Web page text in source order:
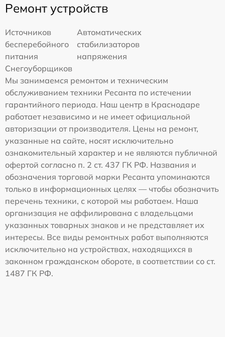
Ремонт устройств
Источников
бесперебойного
питания
Автоматических
стабилизаторов
напряжения
Снегоуборщиков
Мы занимаемся ремонтом и техническим
обслуживанием техники Ресанта по истечении
гарантийного периода. Наш центр в Краснодаре
работает независимо и не имеет официальной
авторизации от производителя. Цены на ремонт,
указанные на сайте, носят исключительно
ознакомительный характер и не являются публичной
офертой согласно п. 2 ст. 437 ГК РФ. Названия и
обозначения торговой марки Ресанта упоминаются
только в информационных целях — чтобы обозначить
перечень техники, с которой мы работаем. Наша
организация не аффилирована с владельцами
указанных товарных знаков и не представляет их
интересы. Все виды ремонтных работ выполняются
исключительно на устройствах, находящихся в
законном гражданском обороте, в соответствии со ст.
1487 ГК РФ.